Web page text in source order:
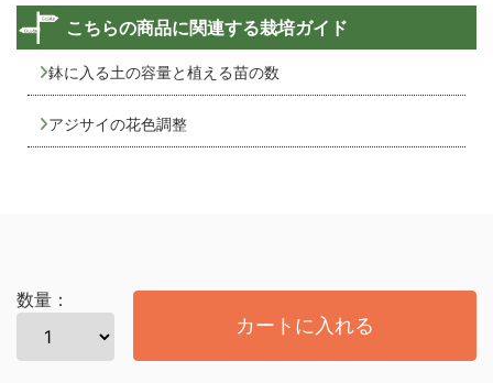
こちらの商品に関連する栽培ガイド
鉢に入る土の容量と植える苗の数
アジサイの花色調整
数量：
カートに入れる